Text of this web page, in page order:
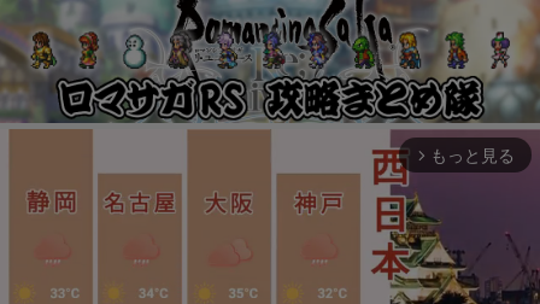
arrow_forward_ios もっと見る